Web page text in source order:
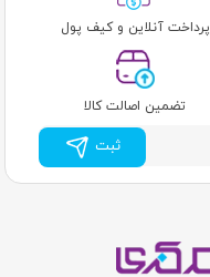
پرداخت آنلاین و کیف پول
تضمین اصالت کالا
ثبت